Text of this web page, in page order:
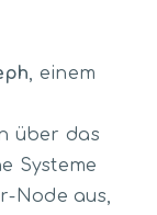
, einem
über das
Systeme
Node aus,